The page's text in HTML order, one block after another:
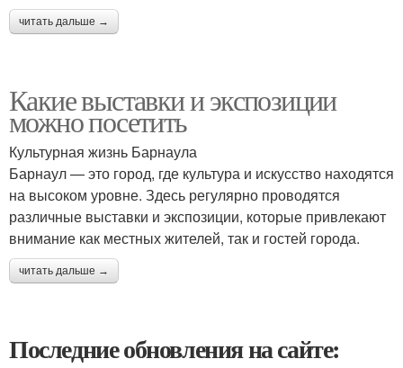
читать дальше →
Какие выставки и экспозиции
можно посетить
Культурная жизнь Барнаула
Барнаул — это город, где культура и искусство находятся
на высоком уровне. Здесь регулярно проводятся
различные выставки и экспозиции, которые привлекают
внимание как местных жителей, так и гостей города.
читать дальше →
Последние обновления на сайте: